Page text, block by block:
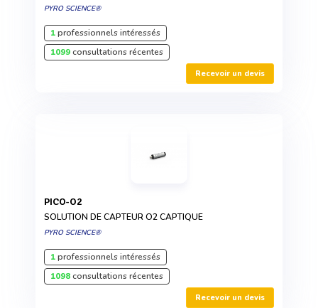
PYRO SCIENCE®
1professionnels intéressés
1099consultations récentes
Recevoir un devis
PICO-O2
SOLUTION DE CAPTEUR O2 CAPTIQUE
PYRO SCIENCE®
1professionnels intéressés
1098consultations récentes
Recevoir un devis